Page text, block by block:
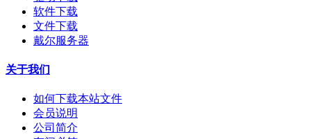
软件下载
文件下载
戴尔服务器
关于我们
如何下载本站文件
会员说明
公司简介